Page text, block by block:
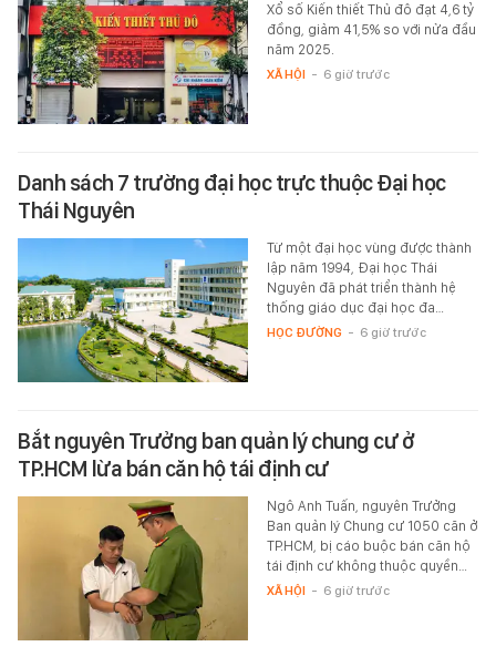
Xổ số Kiến thiết Thủ đô đạt 4,6 tỷ
đồng, giảm 41,5% so với nửa đầu
năm 2025.
XÃ HỘI - 6 giờ trước
Danh sách 7 trường đại học trực thuộc Đại học
Thái Nguyên
Từ một đại học vùng được thành
lập năm 1994, Đại học Thái
Nguyên đã phát triển thành hệ
thống giáo dục đại học đa…
HỌC ĐƯỜNG - 6 giờ trước
Bắt nguyên Trưởng ban quản lý chung cư ở
TP.HCM lừa bán căn hộ tái định cư
Ngô Anh Tuấn, nguyên Trưởng
Ban quản lý Chung cư 1050 căn ở
TP.HCM, bị cáo buộc bán căn hộ
tái định cư không thuộc quyền…
XÃ HỘI - 6 giờ trước